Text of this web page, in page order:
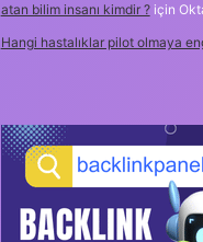
atan bilim insanı kimdir ?için
Hangi hastalıklar pilot olmaya